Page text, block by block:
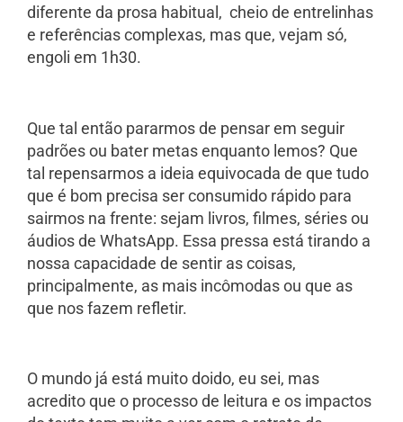
diferente da prosa habitual, cheio de entrelinhas
e referências complexas, mas que, vejam só,
engoli em 1h30.
Que tal então pararmos de pensar em seguir
padrões ou bater metas enquanto lemos? Que
tal repensarmos a ideia equivocada de que tudo
que é bom precisa ser consumido rápido para
sairmos na frente: sejam livros, filmes, séries ou
áudios de WhatsApp. Essa pressa está tirando a
nossa capacidade de sentir as coisas,
principalmente, as mais incômodas ou que as
que nos fazem refletir.
O mundo já está muito doido, eu sei, mas
acredito que o processo de leitura e os impactos